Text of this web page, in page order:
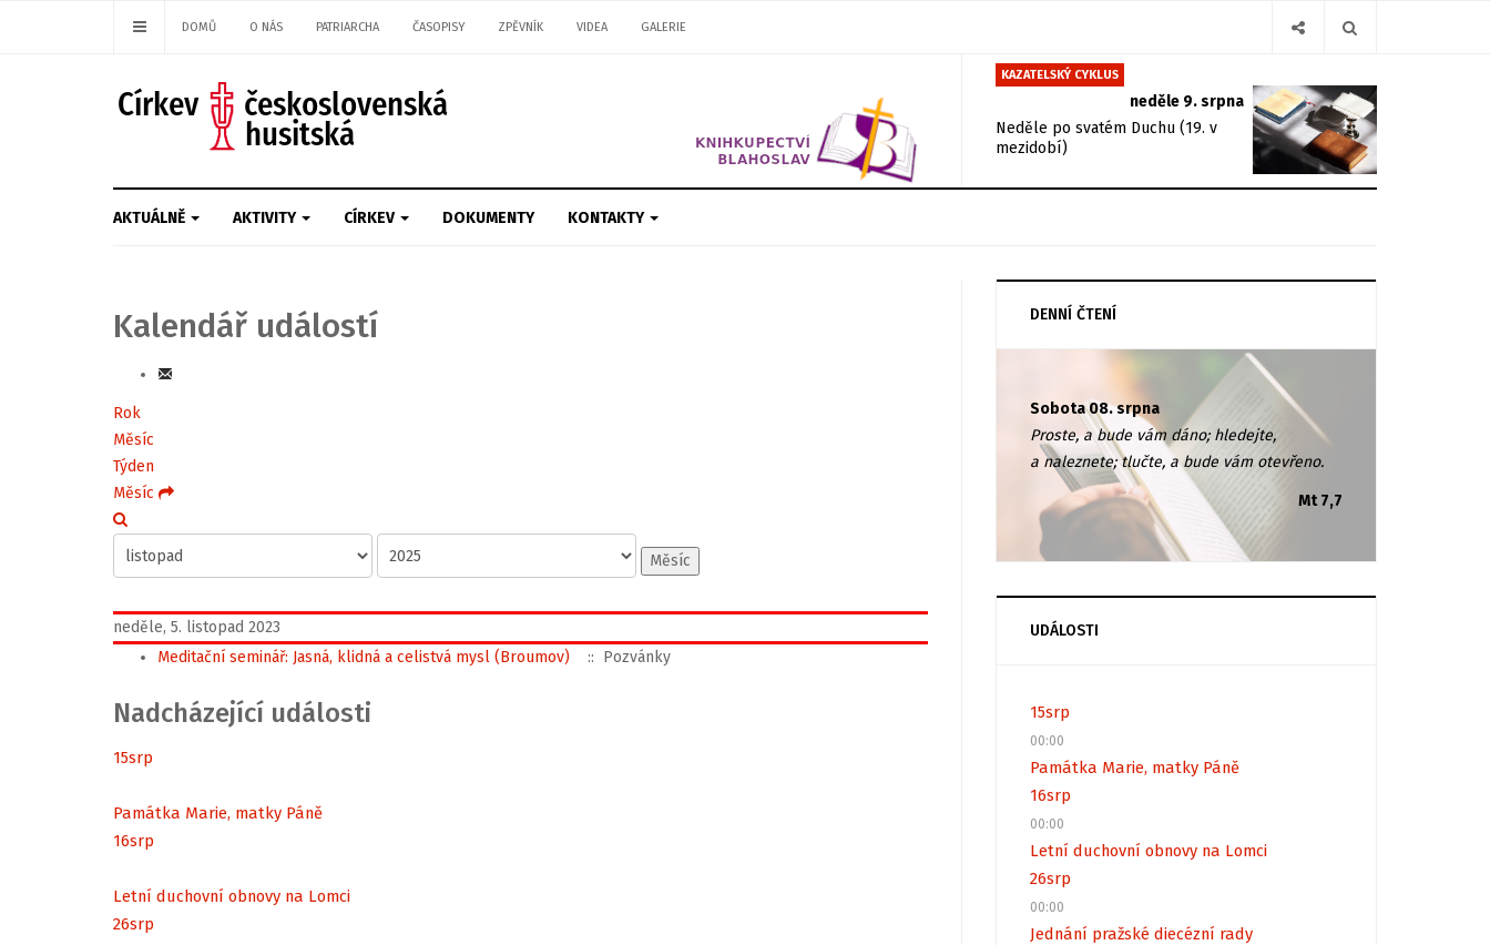
DOMŮ O NÁS PATRIARCHA ČASOPISY ZPĚVNÍK VIDEA GALERIE
KAZATELSKÝ CYKLUS
neděle 9. srpna
Neděle po svatém Duchu (19. v
mezidobí)
AKTUÁLNĚ AKTIVITY CÍRKEV DOKUMENTY KONTAKTY
Kalendář událostí
Rok
Měsíc
Týden
Měsíc
Měsíc
neděle, 5. listopad 2023
Meditační seminář: Jasná, klidná a celistvá mysl (Broumov)
:: Pozvánky
Nadcházející události
15srp
Památka Marie, matky Páně
16srp
Letní duchovní obnovy na Lomci
26srp
DENNÍ ČTENÍ
Sobota 08. srpna
Proste, a bude vám dáno; hledejte,
a naleznete; tlučte, a bude vám otevřeno.
Mt 7,7
UDÁLOSTI
15srp
00:00
Památka Marie, matky Páně
16srp
00:00
Letní duchovní obnovy na Lomci
26srp
00:00
Jednání pražské diecézní rady